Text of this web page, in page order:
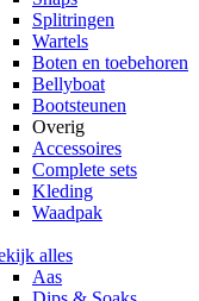
Splitringen
Wartels
Boten en toebehoren
Bellyboat
Bootsteunen
Overig
Accessoires
Complete sets
Kleding
Waadpak
alles
Aas